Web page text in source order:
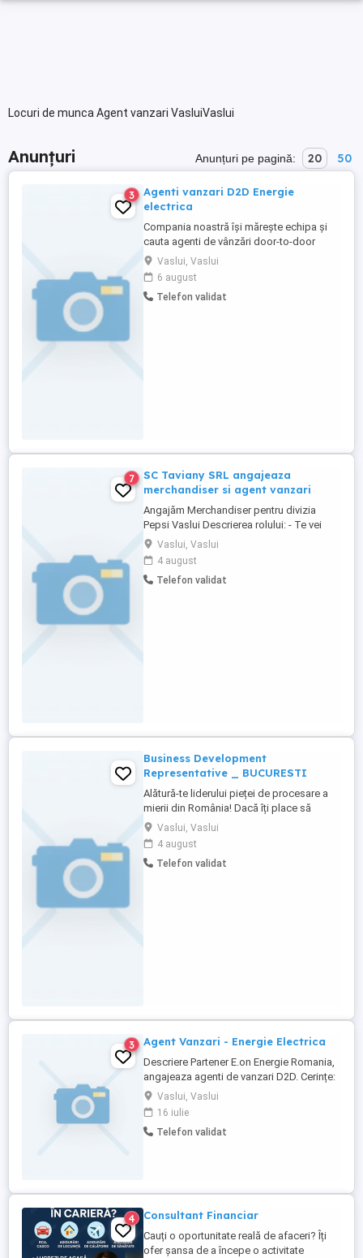
Locuri de munca Agent vanzari VasluiVaslui
Anunțuri Anunțuri pe pagină: 20 50
3
Agenti vanzari D2D Energie
electrica
Compania noastră își mărește echipa și
cauta agenti de vânzări door-to-door
pentru promovarea și încheierea
contractele de energie electrica și gaze
naturale. Ce vei face: -Prezinti ofertele de
energie și gaze naturale către clienți
Vaslui, Vaslui
6 august
Telefon validat
7
SC Taviany SRL angajeaza
merchandiser si agent vanzari
Angajăm Merchandiser pentru divizia
Pepsi Vaslui Descrierea rolului: - Te vei
asigura că băuturile sunt expuse
impecabil, respectând planogramele și
standardele de mercantizare ale
producătorului, incluzând gestionarea
Vaslui, Vaslui
4 august
Telefon validat
Business Development
Representative _ BUCURESTI
Alătură-te liderului pieței de procesare a
mierii din România! Dacă îți place să
negociezi, să dezvolți relații comerciale
solide și să identifici permanent noi
oportunități de business, iar obiectivele
comerciale te motivează, atunci este
Vaslui, Vaslui
4 august
Telefon validat
3 Agent Vanzari - Energie Electrica
Descriere Partener E.on Energie Romania,
angajeaza agenti de vanzari D2D. Cerințe:
Abilități excelente de comunicare ,
relaționare interpersonală și de negociere;
Experiență într-un job de comunicare relații
publice vânzari, reprezintă un avantaj;
Vaslui, Vaslui
16 iulie
Telefon validat
4 Consultant Financiar
Cauți o oportunitate reală de afaceri? Îți
ofer șansa de a începe o activitate